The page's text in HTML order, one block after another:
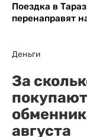
Поездка в
перенаправят
Деньги
За
августа